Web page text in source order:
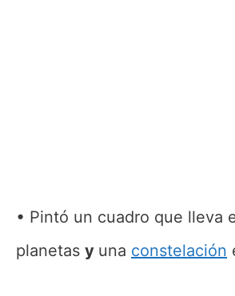
Pintó un cuadro que lleva
planetas y una constelación